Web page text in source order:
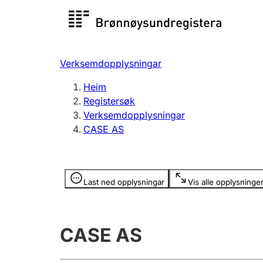
Registersøk
Registrere, endre, slette
Verksemdopplysningar
Heim
Registersøk
Verksemdopplysningar
CASE AS
Last ned opplysningar Vis alle opplysninger
Opplysninger er skjult
CASE AS